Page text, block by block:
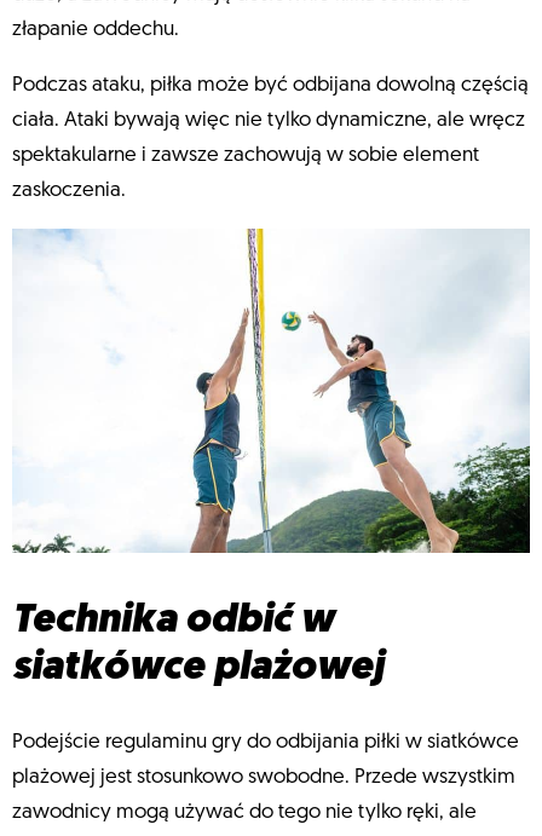
złapanie oddechu.
Podczas ataku, piłka może być odbijana dowolną częścią
ciała. Ataki bywają więc nie tylko dynamiczne, ale wręcz
spektakularne i zawsze zachowują w sobie element
zaskoczenia.
Technika odbić w
siatkówce plażowej
Podejście regulaminu gry do odbijania piłki w siatkówce
plażowej jest stosunkowo swobodne. Przede wszystkim
zawodnicy mogą używać do tego nie tylko ręki, ale